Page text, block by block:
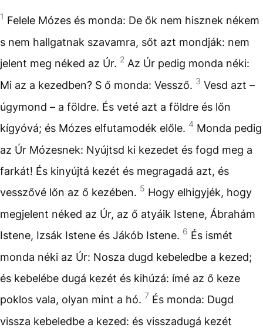
1 Felele Mózes és monda: De ők nem hisznek nékem
s nem hallgatnak szavamra, sőt azt mondják: nem
jelent meg néked az Úr. 2 Az Úr pedig monda néki:
Mi az a kezedben? S ő monda: Vessző. 3 Vesd azt –
úgymond – a földre. És veté azt a földre és lőn
kígyóvá; és Mózes elfutamodék előle. 4 Monda pedig
az Úr Mózesnek: Nyújtsd ki kezedet és fogd meg a
farkát! És kinyújtá kezét és megragadá azt, és
vesszővé lőn az ő kezében. 5 Hogy elhigyjék, hogy
megjelent néked az Úr, az ő atyáik Istene, Ábrahám
Istene, Izsák Istene és Jákób Istene. 6 És ismét
monda néki az Úr: Nosza dugd kebeledbe a kezed;
és kebelébe dugá kezét és kihúzá: ímé az ő keze
poklos vala, olyan mint a hó. 7 És monda: Dugd
vissza kebeledbe a kezed: és visszadugá kezét